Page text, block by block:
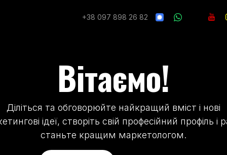
Other Models Inne modele Skontaktuj się z
+38 097 898 26 82
Вітаємо!
Діліться та обговорюйте найкращий вміст і нові
ідеї, створіть свій професійний профіль і
станьте кращим маркетологом.